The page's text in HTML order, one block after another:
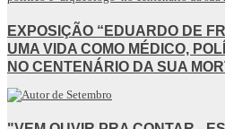
EXPOSIÇÃO “EDUARDO DE
UMA VIDA COMO MÉDICO,
NO CENTENÁRIO DA SUA